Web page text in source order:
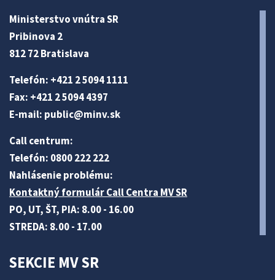
Ministerstvo vnútra SR
Pribinova 2
812 72 Bratislava
Telefón: +421 2 5094 1111
Fax: +421 2 5094 4397
E-mail: public@minv.sk
Call centrum:
Telefón: 0800 222 222
Nahlásenie problému:
Kontaktný formulár Call Centra MV SR
PO, UT, ŠT, PIA: 8.00 - 16.00
STREDA: 8.00 - 17.00
SEKCIE MV SR